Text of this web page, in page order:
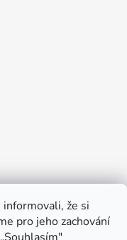
informovali, že si
pro jeho zachování
- od